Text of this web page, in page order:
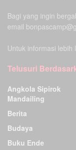
Bagi yang ingin
email
Untuk informasi lebih
Telusuri
Angkola Sipirok
Mandailing
Berita
Budaya
Buku Ende